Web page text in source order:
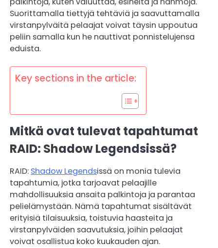
Suorittamalla tiettyjä tehtäviä ja saavuttamalla
virstanpylväitä pelaajat voivat täysin uppoutua
peliin samalla kun he nauttivat ponnistelujensa
eduista.
Key sections in the article:
Mitkä ovat tulevat tapahtumat
RAID: Shadow Legendsissä?
RAID: Shadow Legendsissä on monia tulevia
tapahtumia, jotka tarjoavat pelaajille
mahdollisuuksia ansaita palkintoja ja parantaa
pelielämystään. Nämä tapahtumat sisältävät
erityisiä tilaisuuksia, toistuvia haasteita ja
virstanpylväiden saavutuksia, joihin pelaajat
voivat osallistua koko kuukauden ajan.